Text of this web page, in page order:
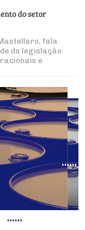
do setor
fala
da legislação
e